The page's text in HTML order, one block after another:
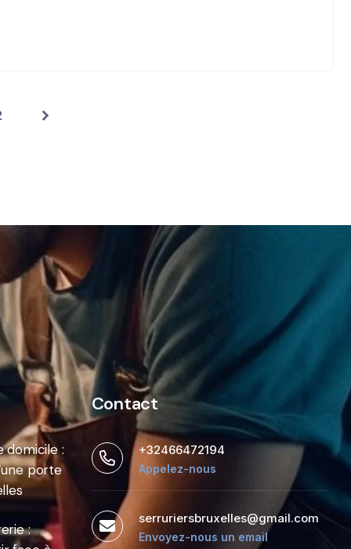
domicile :
porte
:
Contact
+32466472194
Appelez-nous
serruriersbruxelles@gmail.com
Envoyez-nous un email